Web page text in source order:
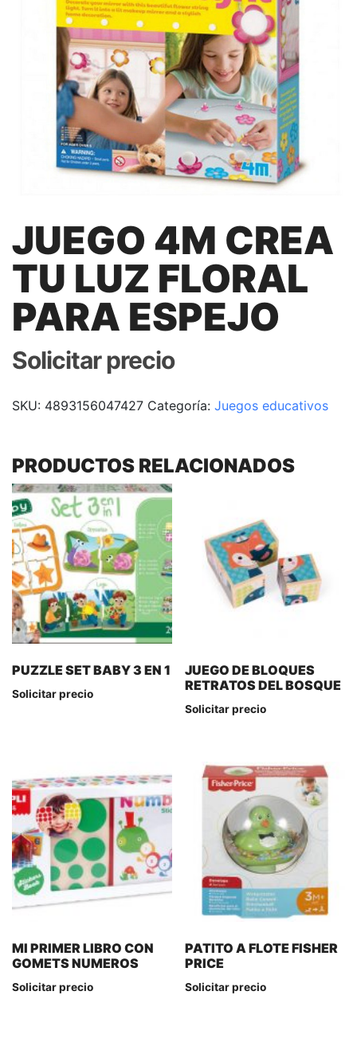
JUEGO 4M CREA
TU LUZ FLORAL
PARA ESPEJO
Solicitar precio
SKU: 4893156047427 Categoría: Juegos educativos
PRODUCTOS RELACIONADOS
PUZZLE SET BABY 3 EN 1
Solicitar precio
JUEGO DE BLOQUES
RETRATOS DEL BOSQUE
Solicitar precio
MI PRIMER LIBRO CON
GOMETS NUMEROS
Solicitar precio
PATITO A FLOTE FISHER
PRICE
Solicitar precio